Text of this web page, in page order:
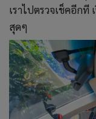
เราไปตรวจเช็คอีกที
สุดๆ